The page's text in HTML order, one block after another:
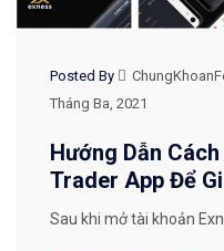
Posted By
Tháng Ba, 2021
Hướng Dẫn
Trader App Để
Sau khi mở tài khoản